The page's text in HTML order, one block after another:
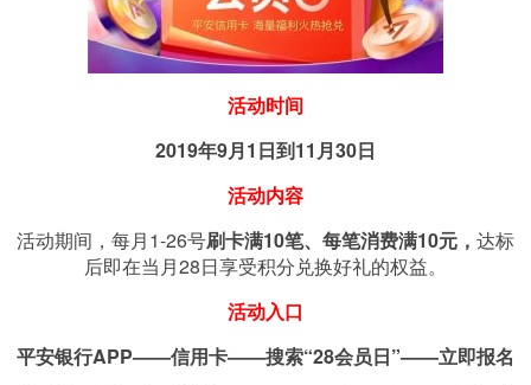
活动时间
2019年9月1日到11月30日
活动内容
活动期间，每月1-26号刷卡满10笔、每笔消费满10元， 达标
后即在当月28日享受积分兑换好礼的权益。
活动入口
平安银行APP——信用卡——搜索“28会员日”——立即报名